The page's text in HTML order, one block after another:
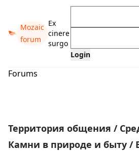
Mozaic
forum
Ex
cinere
surgo
Forums
Территория общения /
Камни в природе и быту /